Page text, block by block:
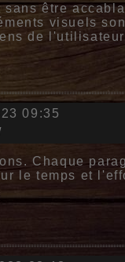
être
visuels
de
09:35
Chaque
le temps et